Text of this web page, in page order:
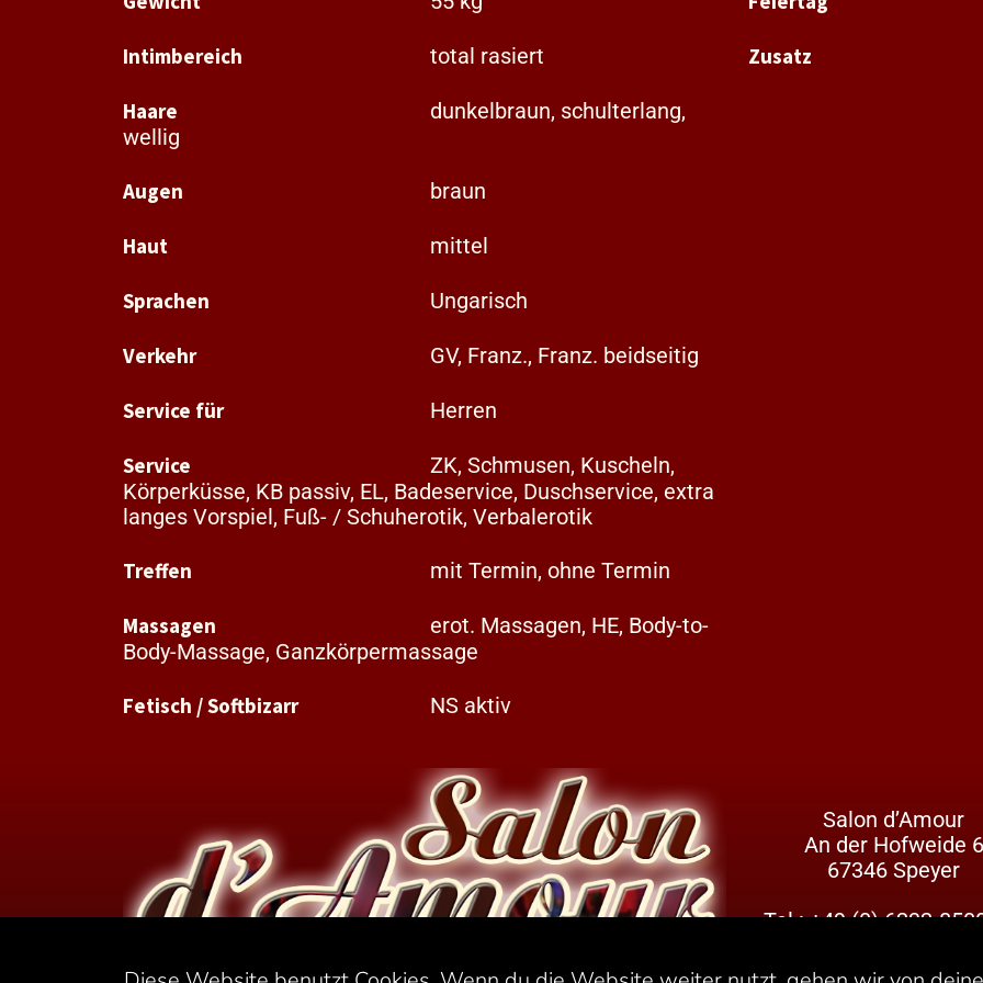
Intimbereich total rasiert
Haare
dunkelbraun, schulterlang,
wellig
Augen braun
Haut mittel
Sprachen Ungarisch
Verkehr GV, Franz., Franz. beidseitig
Service für Herren
Service
ZK, Schmusen, Kuscheln,
Körperküsse, KB passiv, EL, Badeservice, Duschservice, extra
langes Vorspiel, Fuß- / Schuherotik, Verbalerotik
Treffen mit Termin, ohne Termin
Massagen
erot. Massagen, HE, Body-to-
Body-Massage, Ganzkörpermassage
Fetisch / Softbizarr NS aktiv
Zusatz
Salon d’Amour
An der Hofweide 6
67346 Speyer
Tel.:+49 (0) 6232-